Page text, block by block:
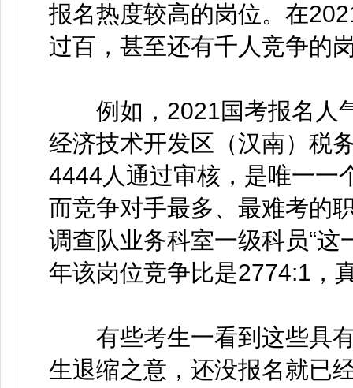
报名热度较高的岗位。在
过百，甚至还有千人竞争的
例如，2021国考报名人
经济技术开发区（汉南）税
4444人通过审核，是唯一一
而竞争对手最多、最难考的
调查队业务科室一级科员“
年该岗位竞争比是2774:1，
有些考生一看到这些具有
生退缩之意，还没报名就已